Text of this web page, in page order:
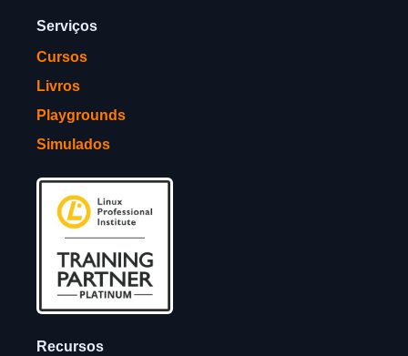
Serviços
Cursos
Livros
Playgrounds
Simulados
Recursos